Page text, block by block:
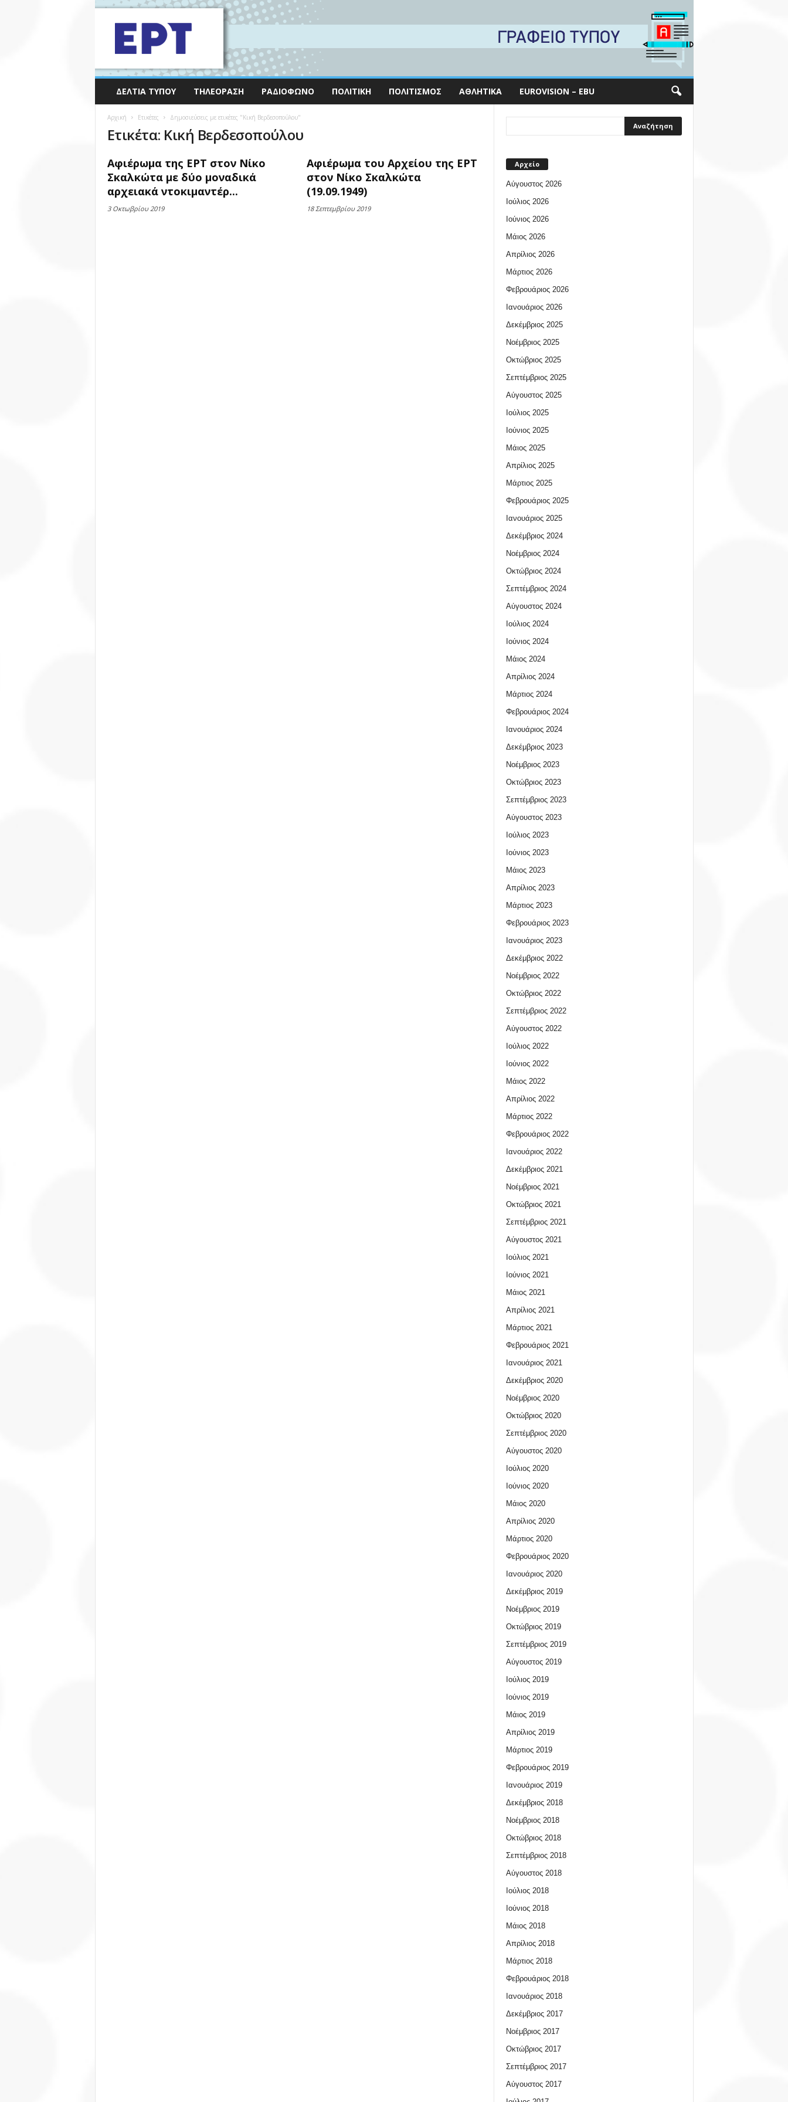
ΔΕΛΤΊΑ ΤΎΠΟΥ ΤΗΛΕΌΡΑΣΗ ΡΑΔΙΌΦΩΝΟ ΠΟΛΙΤΙΚΉ ΠΟΛΙΤΙΣΜΌΣ ΑΘΛΗΤΙΚΆ EUROVISION – EBU
Αρχική Ετικέτες Δημοσιεύσεις με ετικέτες "Κική Βερδεσοπούλου"
Ετικέτα: Κική Βερδεσοπούλου
Αφιέρωμα της ΕΡΤ στον Νίκο
Σκαλκώτα με δύο μοναδικά
αρχειακά ντοκιμαντέρ...
3 Οκτωβρίου 2019
Αφιέρωμα του Αρχείου της ΕΡΤ
στον Νίκο Σκαλκώτα
(19.09.1949)
18 Σεπτεμβρίου 2019
Αρχείο
Αύγουστος 2026
Ιούλιος 2026
Ιούνιος 2026
Μάιος 2026
Απρίλιος 2026
Μάρτιος 2026
Φεβρουάριος 2026
Ιανουάριος 2026
Δεκέμβριος 2025
Νοέμβριος 2025
Οκτώβριος 2025
Σεπτέμβριος 2025
Αύγουστος 2025
Ιούλιος 2025
Ιούνιος 2025
Μάιος 2025
Απρίλιος 2025
Μάρτιος 2025
Φεβρουάριος 2025
Ιανουάριος 2025
Δεκέμβριος 2024
Νοέμβριος 2024
Οκτώβριος 2024
Σεπτέμβριος 2024
Αύγουστος 2024
Ιούλιος 2024
Ιούνιος 2024
Μάιος 2024
Απρίλιος 2024
Μάρτιος 2024
Φεβρουάριος 2024
Ιανουάριος 2024
Δεκέμβριος 2023
Νοέμβριος 2023
Οκτώβριος 2023
Σεπτέμβριος 2023
Αύγουστος 2023
Ιούλιος 2023
Ιούνιος 2023
Μάιος 2023
Απρίλιος 2023
Μάρτιος 2023
Φεβρουάριος 2023
Ιανουάριος 2023
Δεκέμβριος 2022
Νοέμβριος 2022
Οκτώβριος 2022
Σεπτέμβριος 2022
Αύγουστος 2022
Ιούλιος 2022
Ιούνιος 2022
Μάιος 2022
Απρίλιος 2022
Μάρτιος 2022
Φεβρουάριος 2022
Ιανουάριος 2022
Δεκέμβριος 2021
Νοέμβριος 2021
Οκτώβριος 2021
Σεπτέμβριος 2021
Αύγουστος 2021
Ιούλιος 2021
Ιούνιος 2021
Μάιος 2021
Απρίλιος 2021
Μάρτιος 2021
Φεβρουάριος 2021
Ιανουάριος 2021
Δεκέμβριος 2020
Νοέμβριος 2020
Οκτώβριος 2020
Σεπτέμβριος 2020
Αύγουστος 2020
Ιούλιος 2020
Ιούνιος 2020
Μάιος 2020
Απρίλιος 2020
Μάρτιος 2020
Φεβρουάριος 2020
Ιανουάριος 2020
Δεκέμβριος 2019
Νοέμβριος 2019
Οκτώβριος 2019
Σεπτέμβριος 2019
Αύγουστος 2019
Ιούλιος 2019
Ιούνιος 2019
Μάιος 2019
Απρίλιος 2019
Μάρτιος 2019
Φεβρουάριος 2019
Ιανουάριος 2019
Δεκέμβριος 2018
Νοέμβριος 2018
Οκτώβριος 2018
Σεπτέμβριος 2018
Αύγουστος 2018
Ιούλιος 2018
Ιούνιος 2018
Μάιος 2018
Απρίλιος 2018
Μάρτιος 2018
Φεβρουάριος 2018
Ιανουάριος 2018
Δεκέμβριος 2017
Νοέμβριος 2017
Οκτώβριος 2017
Σεπτέμβριος 2017
Αύγουστος 2017